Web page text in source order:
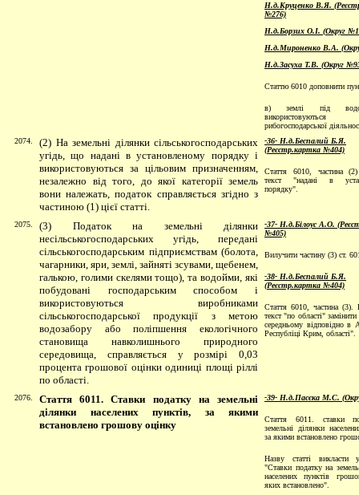
Н.д.Круценко В.Я.
№276)
Н.д.Борзих О.I. (Округ
Н.д.Мироненко В.А.
Н.д.Засуха Т.В. (Округ
Статтю 6010 доповнити
в) землі під
рибогосподарської
2074.
(2) На земельні ділянки сільськогосподарських
угідь, що надані в установленому порядку і
використовуються за цільовим призначенням,
незалежно від того, до якої категорії земель
вони належать, податок справляється згідно з
частиною (1) цієї статті.
-36- Н.д.Беспалий Б.Я.
(Реєстр.картка №404)
Стаття 6010, частина
текст "надані в
порядку".
2075.
(3) Податок на земельні ділянки
несільськогосподарських угідь, передані
сільськогосподарським підприємствам (болота,
чагарники, яри, землі, зайняті зсувами, щебенем,
галькою, голими скелями тощо), та водойми, які
побудовані господарським способом і
використовуються виробниками
сільськогосподарської продукції з метою
водозабору або поліпшення екологічного
становища навколишнього природного
середовища, справляється у розмірі 0,03
процента грошової оцінки одиниці площі ріллі
по області.
-37- Н.д.Білоус А.О.
№405)
Вилучити частину (3) ст.
-38- Н.д.Беспалий Б.Я.
(Реєстр.картка №404)
Стаття 6010, частина (3).
текст "по області"
середньому відповідно в
Республіці Крим, області".
2076.
Стаття 6011. Ставки податку на земельні
ділянки населених пунктів, за якими
встановлено грошову оцінку
-39- Н.д.Пасєка М.С.
Стаття 6011. ставки
земельнi дiлянки
за якими встановлено
Назву статтi викласти
"Ставки податку на
населених пунктiв
яких встановлено".